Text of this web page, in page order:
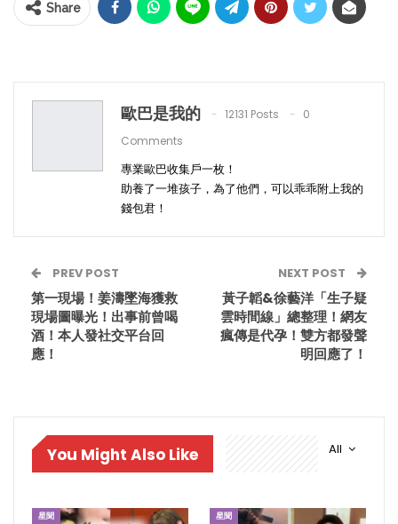
Share
歐巴是我的 12131 Posts
0
Comments
專業歐巴收集戶一枚！
助養了一堆孩子，為了他們，可以乖乖附上我的
錢包君！
PREV POST
第一現場！姜濤墜海獲救
現場圖曝光！出事前曾喝
酒！本人發社交平台回
應！
NEXT POST
黃子韜&徐藝洋「生子疑
雲時間線」總整理！網友
瘋傳是代孕！雙方都發聲
明回應了！
All
You Might Also Like
星聞 星聞